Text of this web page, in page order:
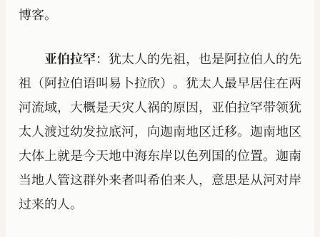
博客。
亚伯拉罕：犹太人的先祖，也是阿拉伯人的先
祖（阿拉伯语叫易卜拉欣）。犹太人最早居住在两
河流域，大概是天灾人祸的原因，亚伯拉罕带领犹
太人渡过幼发拉底河，向迦南地区迁移。迦南地区
大体上就是今天地中海东岸以色列国的位置。迦南
当地人管这群外来者叫希伯来人，意思是从河对岸
过来的人。